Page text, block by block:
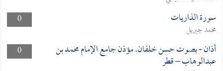
0
سورة الذاريات
محمد جبريل
0
أذان - بصوت حسن خلفان. مؤذن جامع الإمام محمد بن
عبدالوهاب – قطر